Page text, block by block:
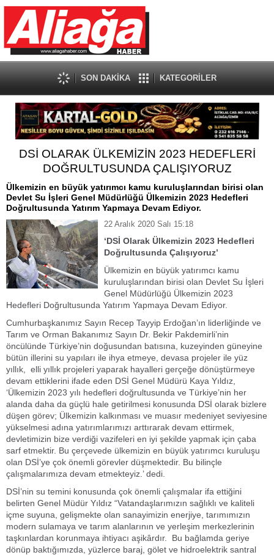
SON DAKİKA KATEGORİLER
DSİ OLARAK ÜLKEMİZİN 2023 HEDEFLERİ
DOĞRULTUSUNDA ÇALIŞIYORUZ
Ülkemizin en büyük yatırımcı kamu kuruluşlarından birisi olan
Devlet Su İşleri Genel Müdürlüğü Ülkemizin 2023 Hedefleri
Doğrultusunda Yatırım Yapmaya Devam Ediyor.
22 Aralık 2020 Salı 15:18
‘DSİ Olarak Ülkemizin 2023 Hedefleri
Doğrultusunda Çalışıyoruz’
Ülkemizin en büyük yatırımcı kamu
kuruluşlarından birisi olan Devlet Su İşleri
Genel Müdürlüğü Ülkemizin 2023
Hedefleri Doğrultusunda Yatırım Yapmaya Devam Ediyor.
Cumhurbaşkanımız Sayın Recep Tayyip Erdoğan’ın liderliğinde ve
Tarım ve Orman Bakanımız Sayın Dr. Bekir Pakdemirli’nin
öncülünde Türkiye’nin doğusundan batısına, kuzeyinden güneyine
bütün illerini su yapıları ile ihya etmeye, devasa projeler ile yüz
yıllık, elli yıllık projeleri yaparak hayalleri gerçeğe dönüştürmeye
devam ettiklerini ifade eden DSİ Genel Müdürü Kaya Yıldız,
‘Ülkemizin 2023 yılı hedefleri doğrultusunda ve Türkiye’nin her
alanda daha da güçlü hale getirilmesi konusunda DSİ olarak bizlere
düşen görev; Ülkemizin kalkınması ve muasır medeniyet seviyesine
yükselmesi adına yatırımlarımızı arttırarak devam ettirmek,
devletimizin bize verdiği vazifeleri en iyi şekilde yapmak için çaba
sarf etmektir. Bu çerçevede ülkemizin en büyük yatırımcı kuruluşu
olan DSİ’ye çok önemli görevler düşmektedir. Bu bilinçle
çalışmalarımıza devam etmekteyiz.’ dedi.
DSİ’nin su temini konusunda çok önemli çalışmalar ifa ettiğini
belirten Genel Müdür Yıldız “Vatandaşlarımızın sağlıklı ve kaliteli
içme suyuna, gelişmekte olan sanayimizin enerjiye, tarımımızın
modern sulamaya ve tarım alanlarının ve yerleşim merkezlerinin
taşkınlardan korunmaya ihtiyacı aşikârdır. Bu bağlamda geriye
dönüp baktığımızda, yüzlerce baraj, gölet ve hidroelektrik santral